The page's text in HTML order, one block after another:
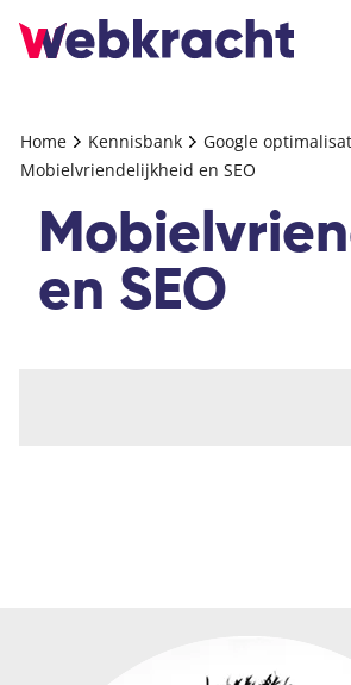
Home Kennisbank
Google
Mobielvriendelijkheid en SEO
en SEO